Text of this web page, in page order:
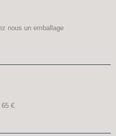
nous un emballage
65 €